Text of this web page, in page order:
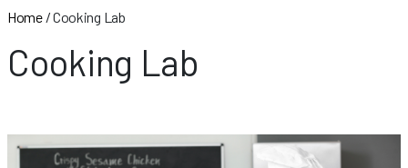
Home/Cooking Lab
Cooking Lab